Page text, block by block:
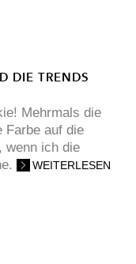
DIE TRENDS
Mehrmals die
Farbe auf die
wenn ich die
WEITERLESEN